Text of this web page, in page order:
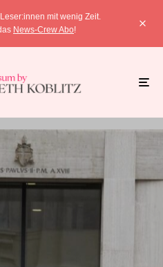
mit wenig Zeit.
News-Crew Abo!